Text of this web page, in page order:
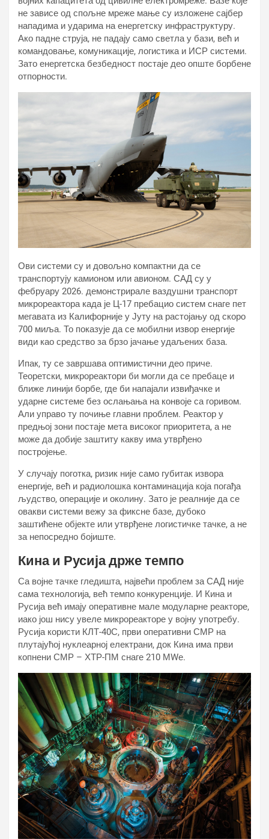
не зависе од спољне мреже мање су изложене сајбер
нападима и ударима на енергетску инфраструктуру.
Ако падне струја, не падају само светла у бази, већ и
командовање, комуникације, логистика и ИСР системи.
Зато енергетска безбедност постаје део опште борбене
отпорности.
Ови системи су и довољно компактни да се
транспортују камионом или авионом. САД су у
фебруару 2026. демонстрирале ваздушни транспорт
микрореактора када је Ц-17 пребацио систем снаге пет
мегавата из Калифорније у Јуту на растојању од скоро
700 миља. То показује да се мобилни извор енергије
види као средство за брзо јачање удаљених база.
Ипак, ту се завршава оптимистични део приче.
Теоретски, микрореактори би могли да се пребаце и
ближе линији борбе, где би напајали извиђачке и
ударне системе без ослањања на конвоје са горивом.
Али управо ту почиње главни проблем. Реактор у
предњој зони постаје мета високог приоритета, а не
може да добије заштиту какву има утврђено
постројење.
У случају поготка, ризик није само губитак извора
енергије, већ и радиолошка контаминација која погађа
људство, операције и околину. Зато је реалније да се
овакви системи вежу за фиксне базе, дубоко
заштићене објекте или утврђене логистичке тачке, а не
за непосредно бојиште.
Кина и Русија држе темпо
Са војне тачке гледишта, највећи проблем за САД није
сама технологија, већ темпо конкуренције. И Кина и
Русија већ имају оперативне мале модуларне реакторе,
иако још нису увеле микрореакторе у војну употребу.
Русија користи КЛТ-40С, први оперативни СМР на
плутајућој нуклеарној електрани, док Кина има први
копнени СМР – ХТР-ПМ снаге 210 МWе.